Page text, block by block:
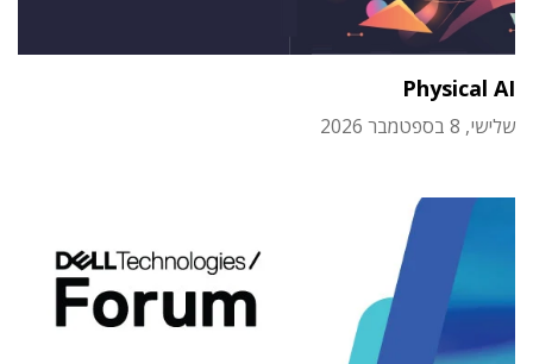
Physical AI
שלישי, 8 בספטמבר 2026